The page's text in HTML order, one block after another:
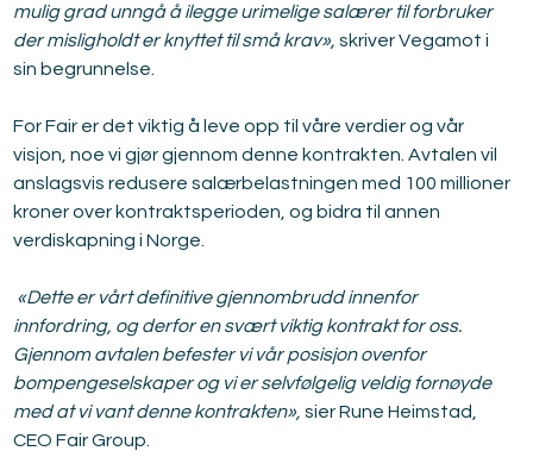
mulig grad unngå å ilegge urimelige salærer til forbruker
der misligholdt er knyttet til små krav», skriver Vegamot i
sin begrunnelse.
For Fair er det viktig å leve opp til våre verdier og vår
visjon, noe vi gjør gjennom denne kontrakten. Avtalen vil
anslagsvis redusere salærbelastningen med 100 millioner
kroner over kontraktsperioden, og bidra til annen
verdiskapning i Norge.
«Dette er vårt definitive gjennombrudd innenfor
innfordring, og derfor en svært viktig kontrakt for oss.
Gjennom avtalen befester vi vår posisjon ovenfor
bompengeselskaper og vi er selvfølgelig veldig fornøyde
med at vi vant denne kontrakten», sier Rune Heimstad,
CEO Fair Group.